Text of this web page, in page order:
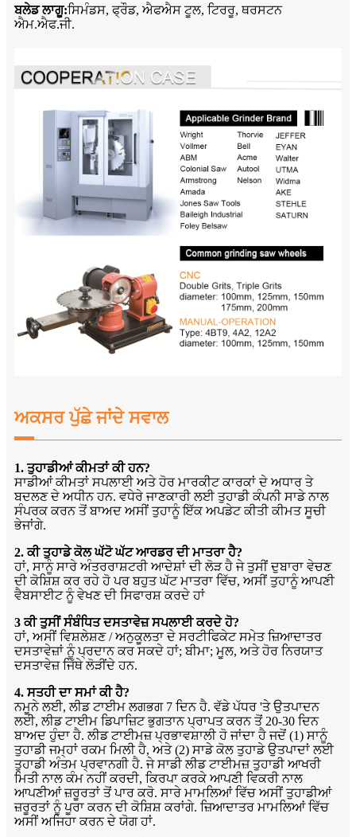
ਬਲੇਡ ਲਾਗੂ:ਸਿਮੰਡਸ, ਫ੍ਰੌਡ, ਐਫਐਸ ਟੂਲ, ਟਿਰਰੂ, ਥਰਸਟਨ
ਐਮ.ਐਫ.ਜੀ.
ਅਕਸਰ ਪੁੱਛੇ ਜਾਂਦੇ ਸਵਾਲ
1. ਤੁਹਾਡੀਆਂ ਕੀਮਤਾਂ ਕੀ ਹਨ?
ਸਾਡੀਆਂ ਕੀਮਤਾਂ ਸਪਲਾਈ ਅਤੇ ਹੋਰ ਮਾਰਕੀਟ ਕਾਰਕਾਂ ਦੇ ਅਧਾਰ ਤੇ
ਬਦਲਣ ਦੇ ਅਧੀਨ ਹਨ. ਵਧੇਰੇ ਜਾਣਕਾਰੀ ਲਈ ਤੁਹਾਡੀ ਕੰਪਨੀ ਸਾਡੇ ਨਾਲ
ਸੰਪਰਕ ਕਰਨ ਤੋਂ ਬਾਅਦ ਅਸੀਂ ਤੁਹਾਨੂੰ ਇੱਕ ਅਪਡੇਟ ਕੀਤੀ ਕੀਮਤ ਸੂਚੀ
ਭੇਜਾਂਗੇ.
2. ਕੀ ਤੁਹਾਡੇ ਕੋਲ ਘੱਟੋ ਘੱਟ ਆਰਡਰ ਦੀ ਮਾਤਰਾ ਹੈ?
ਹਾਂ, ਸਾਨੂੰ ਸਾਰੇ ਅੰਤਰਰਾਸ਼ਟਰੀ ਆਦੇਸ਼ਾਂ ਦੀ ਲੋੜ ਹੈ ਜੇ ਤੁਸੀਂ ਦੁਬਾਰਾ ਵੇਚਣ
ਦੀ ਕੋਸ਼ਿਸ਼ ਕਰ ਰਹੇ ਹੋ ਪਰ ਬਹੁਤ ਘੱਟ ਮਾਤਰਾ ਵਿੱਚ, ਅਸੀਂ ਤੁਹਾਨੂੰ ਆਪਣੀ
ਵੈਬਸਾਈਟ ਨੂੰ ਵੇਖਣ ਦੀ ਸਿਫਾਰਸ਼ ਕਰਦੇ ਹਾਂ
3 ਕੀ ਤੁਸੀਂ ਸੰਬੰਧਿਤ ਦਸਤਾਵੇਜ਼ ਸਪਲਾਈ ਕਰਦੇ ਹੋ?
ਹਾਂ, ਅਸੀਂ ਵਿਸ਼ਲੇਸ਼ਣ / ਅਨੁਕੂਲਤਾ ਦੇ ਸਰਟੀਫਿਕੇਟ ਸਮੇਤ ਜ਼ਿਆਦਾਤਰ
ਦਸਤਾਵੇਜ਼ਾਂ ਨੂੰ ਪ੍ਰਦਾਨ ਕਰ ਸਕਦੇ ਹਾਂ; ਬੀਮਾ; ਮੂਲ, ਅਤੇ ਹੋਰ ਨਿਰਯਾਤ
ਦਸਤਾਵੇਜ਼ ਜਿੱਥੇ ਲੋੜੀਂਦੇ ਹਨ.
4. ਸਤਹੀ ਦਾ ਸਮਾਂ ਕੀ ਹੈ?
ਨਮੂਨੇ ਲਈ, ਲੀਡ ਟਾਈਮ ਲਗਭਗ 7 ਦਿਨ ਹੈ. ਵੱਡੇ ਪੱਧਰ 'ਤੇ ਉਤਪਾਦਨ
ਲਈ, ਲੀਡ ਟਾਈਮ ਡਿਪਾਜ਼ਿਟ ਭੁਗਤਾਨ ਪ੍ਰਾਪਤ ਕਰਨ ਤੋਂ 20-30 ਦਿਨ
ਬਾਅਦ ਹੁੰਦਾ ਹੈ. ਲੀਡ ਟਾਈਮਜ਼ ਪ੍ਰਭਾਵਸ਼ਾਲੀ ਹੋ ਜਾਂਦਾ ਹੈ ਜਦੋਂ (1) ਸਾਨੂੰ
ਤੁਹਾਡੀ ਜਮ੍ਹਾਂ ਰਕਮ ਮਿਲੀ ਹੈ, ਅਤੇ (2) ਸਾਡੇ ਕੋਲ ਤੁਹਾਡੇ ਉਤਪਾਦਾਂ ਲਈ
ਤੁਹਾਡੀ ਅੰਤਮ ਪ੍ਰਵਾਨਗੀ ਹੈ. ਜੇ ਸਾਡੀ ਲੀਡ ਟਾਈਮਜ਼ ਤੁਹਾਡੀ ਆਖਰੀ
ਮਿਤੀ ਨਾਲ ਕੰਮ ਨਹੀਂ ਕਰਦੀ, ਕਿਰਪਾ ਕਰਕੇ ਆਪਣੀ ਵਿਕਰੀ ਨਾਲ
ਆਪਣੀਆਂ ਜ਼ਰੂਰਤਾਂ ਤੋਂ ਪਾਰ ਕਰੋ. ਸਾਰੇ ਮਾਮਲਿਆਂ ਵਿੱਚ ਅਸੀਂ ਤੁਹਾਡੀਆਂ
ਜ਼ਰੂਰਤਾਂ ਨੂੰ ਪੂਰਾ ਕਰਨ ਦੀ ਕੋਸ਼ਿਸ਼ ਕਰਾਂਗੇ. ਜ਼ਿਆਦਾਤਰ ਮਾਮਲਿਆਂ ਵਿੱਚ
ਅਸੀਂ ਅਜਿਹਾ ਕਰਨ ਦੇ ਯੋਗ ਹਾਂ.